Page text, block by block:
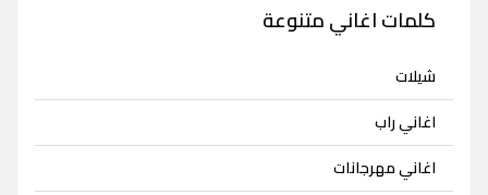
كلمات اغاني متنوعة
شيلات
اغاني راب
اغاني مهرجانات